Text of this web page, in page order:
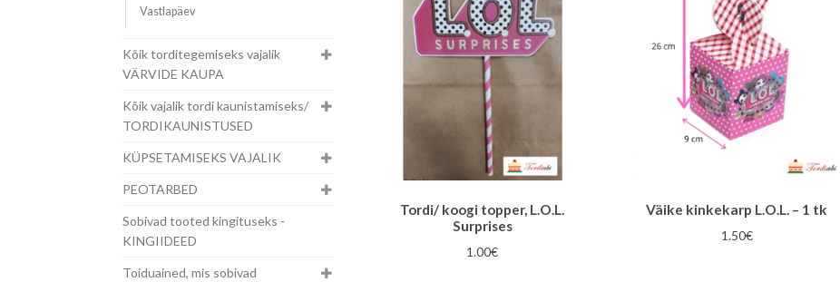
Tordi/ koogi topper, L.O.L.
Surprises
1.00€
Väike kinkekarp L.O.L. – 1 tk
1.50€
Vastlapäev
Kõik torditegemiseks vajalik
VÄRVIDE KAUPA
Kõik vajalik tordi kaunistamiseks/
TORDIKAUNISTUSED
KÜPSETAMISEKS VAJALIK
PEOTARBED
Sobivad tooted kingituseks -
KINGIIDEED
Toiduained, mis sobivad